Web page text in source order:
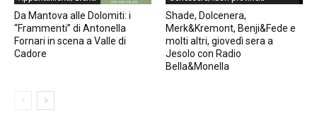
Da Mantova alle Dolomiti: i
“Frammenti” di Antonella
Fornari in scena a Valle di
Cadore
Shade, Dolcenera,
Merk&Kremont, Benji&Fede e
molti altri, giovedì sera a
Jesolo con Radio
Bella&Monella